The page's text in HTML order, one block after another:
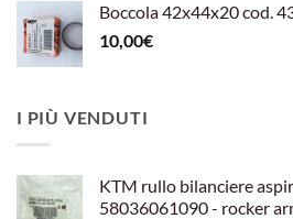
Boccola 42x44x20 cod.
10,00€
I PIÙ VENDUTI
KTM rullo bilanciere
58036061090 - rocker